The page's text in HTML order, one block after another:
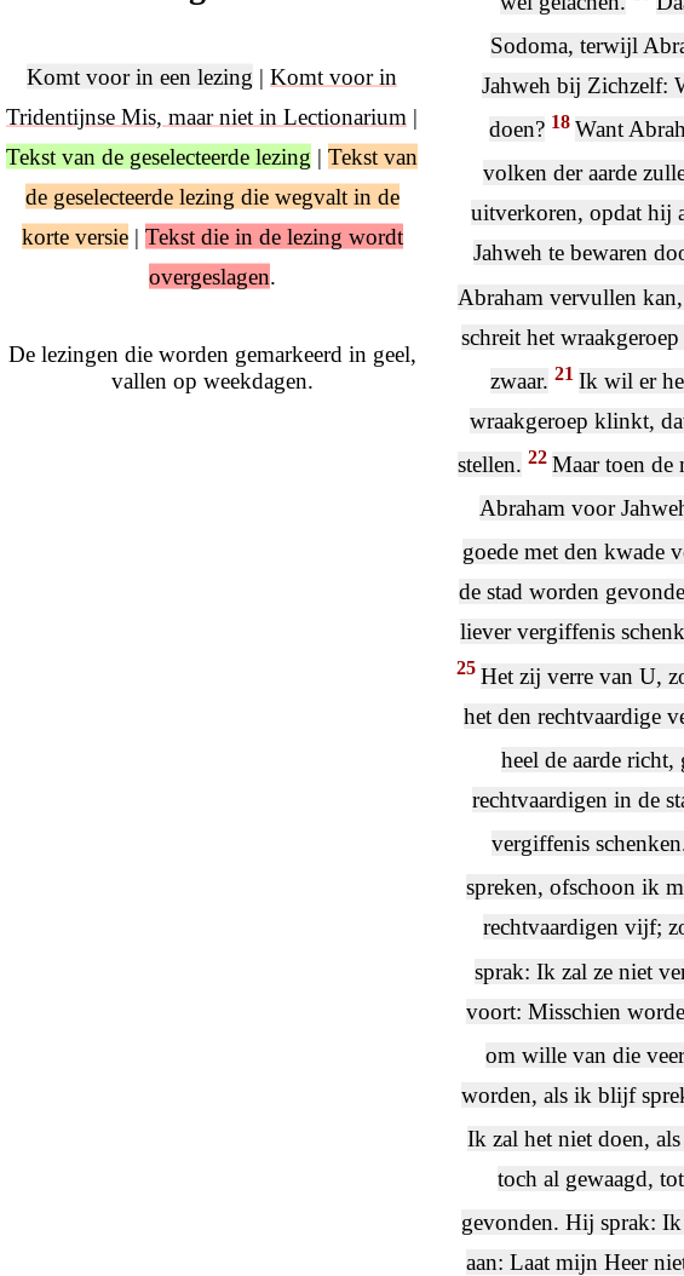
Komt voor in een lezing | Komt voor in
Tridentijnse Mis, maar niet in Lectionarium |
Tekst van de geselecteerde lezing | Tekst van
de geselecteerde lezing die wegvalt in de
korte versie| Tekst die in de lezing wordt
overgeslagen.
De lezingen die worden gemarkeerd in geel,
vallen op weekdagen.
Sodoma, terwijl
Jahweh bij Zichzelf:
doen? 18Want
volken der aarde
uitverkoren, opdat hij
Jahweh te bewaren
Abraham vervullen
schreit het
zwaar. 21 Ik wil er
wraakgeroep klinkt,
stellen. 22Maar toen de
Abraham voor
goede met den kwade
de stad worden
liever vergiffenis
25 Het zij verre van U,
het den rechtvaardige
heel de aarde richt,
rechtvaardigen in de
vergiffenis
spreken, ofschoon ik
rechtvaardigen vijf;
sprak: Ik zal ze niet
voort: Misschien
om wille van die
worden, als ik blijf
Ik zal het niet doen,
toch al gewaagd,
gevonden. Hij sprak:
aan: Laat mijn Heer